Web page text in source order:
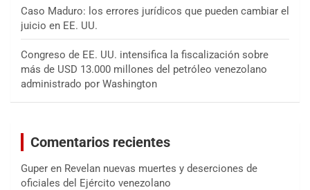
Caso Maduro: los errores jurídicos que pueden cambiar el
juicio en EE. UU.
Congreso de EE. UU. intensifica la fiscalización sobre
más de USD 13.000 millones del petróleo venezolano
administrado por Washington
Comentarios recientes
Guper en Revelan nuevas muertes y deserciones de
oficiales del Ejército venezolano